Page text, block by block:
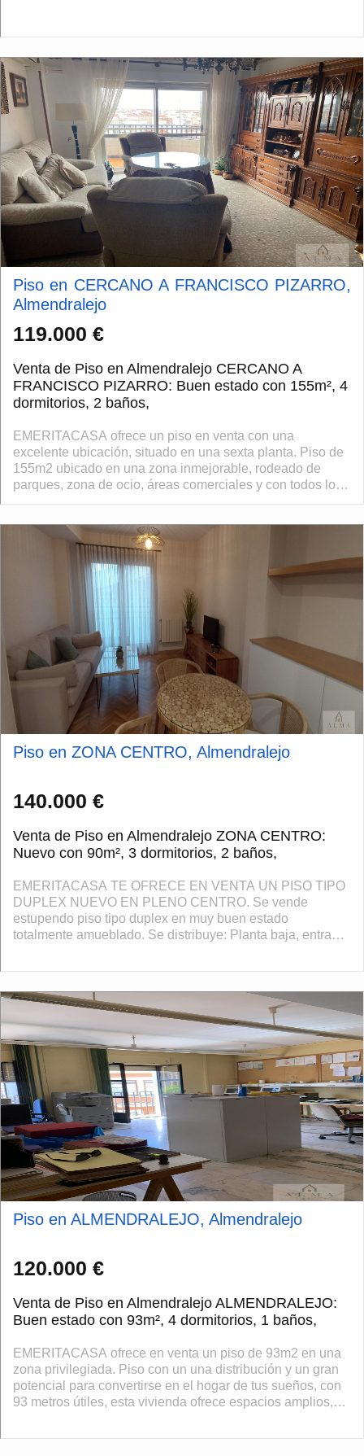
Piso en CERCANO A FRANCISCO PIZARRO,
Almendralejo
119.000 €
Venta de Piso en Almendralejo CERCANO A
FRANCISCO PIZARRO: Buen estado con 155m², 4
dormitorios, 2 baños,
EMERITACASA ofrece un piso en venta con una
excelente ubicación, situado en una sexta planta. Piso de
155m2 ubicado en una zona inmejorable, rodeado de
parques, zona de ocio, áreas comerciales y con todos los
servicios a mano, supermercados, transp...
Piso en ZONA CENTRO, Almendralejo
140.000 €
Venta de Piso en Almendralejo ZONA CENTRO:
Nuevo con 90m², 3 dormitorios, 2 baños,
EMERITACASA TE OFRECE EN VENTA UN PISO TIPO
DUPLEX NUEVO EN PLENO CENTRO. Se vende
estupendo piso tipo duplex en muy buen estado
totalmente amueblado. Se distribuye: Planta baja, entrada
Piso en ALMENDRALEJO, Almendralejo
120.000 €
Venta de Piso en Almendralejo ALMENDRALEJO:
Buen estado con 93m², 4 dormitorios, 1 baños,
EMERITACASA ofrece en venta un piso de 93m2 en una
zona privilegiada. Piso con un una distribución y un gran
potencial para convertirse en el hogar de tus sueños, con
93 metros útiles, esta vivienda ofrece espacios amplios,